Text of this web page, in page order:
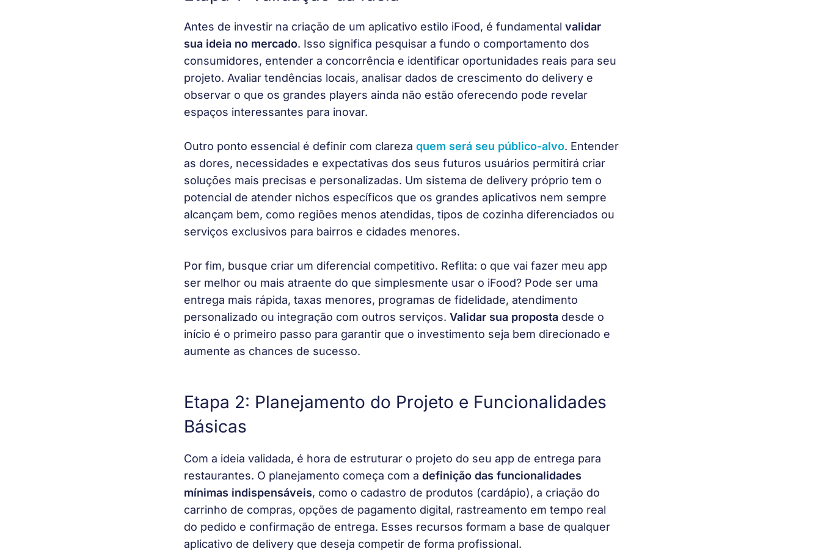
Antes de investir na criação de um aplicativo estilo iFood, é fundamental validar
sua ideia no mercado. Isso significa pesquisar a fundo o comportamento dos
consumidores, entender a concorrência e identificar oportunidades reais para seu
projeto. Avaliar tendências locais, analisar dados de crescimento do delivery e
observar o que os grandes players ainda não estão oferecendo pode revelar
espaços interessantes para inovar.
Outro ponto essencial é definir com clareza quem será seu público-alvo. Entender
as dores, necessidades e expectativas dos seus futuros usuários permitirá criar
soluções mais precisas e personalizadas. Um sistema de delivery próprio tem o
potencial de atender nichos específicos que os grandes aplicativos nem sempre
alcançam bem, como regiões menos atendidas, tipos de cozinha diferenciados ou
serviços exclusivos para bairros e cidades menores.
Por fim, busque criar um diferencial competitivo. Reflita: o que vai fazer meu app
ser melhor ou mais atraente do que simplesmente usar o iFood? Pode ser uma
entrega mais rápida, taxas menores, programas de fidelidade, atendimento
personalizado ou integração com outros serviços. Validar sua proposta desde o
início é o primeiro passo para garantir que o investimento seja bem direcionado e
aumente as chances de sucesso.
Etapa 2: Planejamento do Projeto e Funcionalidades
Básicas
Com a ideia validada, é hora de estruturar o projeto do seu app de entrega para
restaurantes. O planejamento começa com a definição das funcionalidades
mínimas indispensáveis, como o cadastro de produtos (cardápio), a criação do
carrinho de compras, opções de pagamento digital, rastreamento em tempo real
do pedido e confirmação de entrega. Esses recursos formam a base de qualquer
aplicativo de delivery que deseja competir de forma profissional.